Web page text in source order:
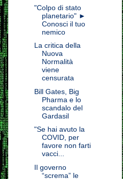
"Colpo di stato
planetario" ►
Conosci il tuo
nemico
La critica della
Nuova
Normalità
viene
censurata
Bill Gates, Big
Pharma e lo
scandalo del
Gardasil
"Se hai avuto la
COVID, per
favore non farti
vacci...
Il governo
“screma” le